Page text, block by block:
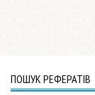
ПОШУК РЕФЕРАТІВ